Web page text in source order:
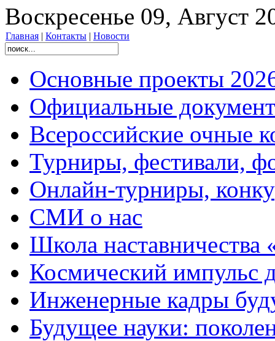
Воскресенье 09, Август
Главная | Контакты | Новости
Основные проекты
Официальные
Всероссийские очные
Турниры, фестивали,
Онлайн-турниры,
СМИ о нас
Школа
Космический импульс
Инженерные кадры
Будущее науки: